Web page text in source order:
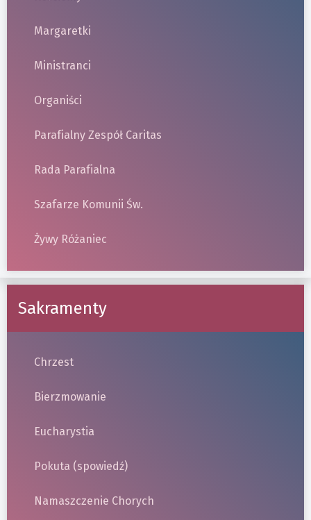
Margaretki
Ministranci
Organiści
Parafialny Zespół Caritas
Rada Parafialna
Szafarze Komunii Św.
Żywy Różaniec
Sakramenty
Chrzest
Bierzmowanie
Eucharystia
Pokuta (spowiedź)
Namaszczenie Chorych